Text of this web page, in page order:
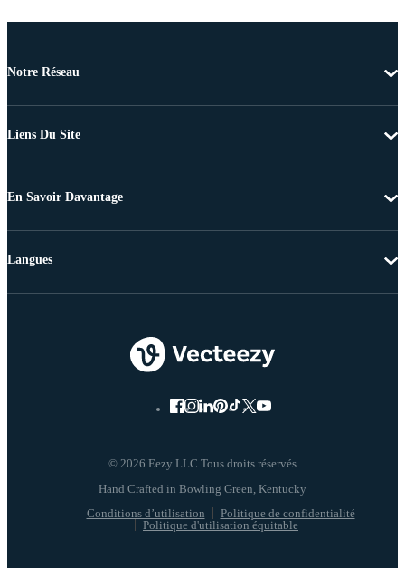
Notre Réseau
Liens Du Site
En Savoir Davantage
© 2026 Eezy LLC Tous droits réservés
Conditions d’utilisation
Politique de confidentialité
Politique d'utilisation équitable
Langues